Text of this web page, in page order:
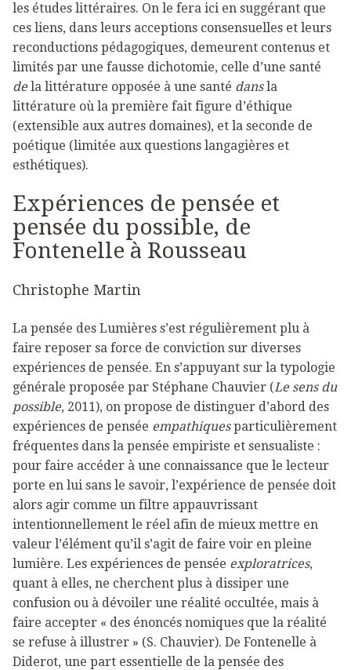
les études littéraires. On le fera ici en suggérant que
ces liens, dans leurs acceptions consensuelles et leurs
reconductions pédagogiques, demeurent contenus et
limités par une fausse dichotomie, celle d’une santé
dela littérature opposée à une santé dansla
littérature où la première fait figure d’éthique
(extensible aux autres domaines), et la seconde de
poétique (limitée aux questions langagières et
esthétiques).
Expériences de pensée et
pensée du possible, de
Fontenelle à Rousseau
Christophe Martin
La pensée des Lumières s’est régulièrement plu à
faire reposer sa force de conviction sur diverses
expériences de pensée. En s’appuyant sur la typologie
générale proposée par Stéphane Chauvier (Le sens du
possible, 2011), on propose de distinguer d’abord des
expériences de pensée empathiquesparticulièrement
fréquentes dans la pensée empiriste et sensualiste :
pour faire accéder à une connaissance que le lecteur
porte en lui sans le savoir, l’expérience de pensée doit
alors agir comme un filtre appauvrissant
intentionnellement le réel afin de mieux mettre en
valeur l’élément qu’il s’agit de faire voir en pleine
lumière. Les expériences de pensée exploratrices,
quant à elles, ne cherchent plus à dissiper une
confusion ou à dévoiler une réalité occultée, mais à
faire accepter « des énoncés nomiques que la réalité
se refuse à illustrer » (S. Chauvier). De Fontenelle à
Diderot, une part essentielle de la pensée des